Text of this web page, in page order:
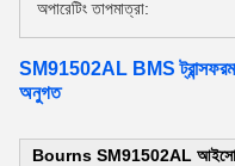
অপারেটিং তাপমাত্রা:
SM91502AL BMS
অনুগত
Bourns SM91502AL